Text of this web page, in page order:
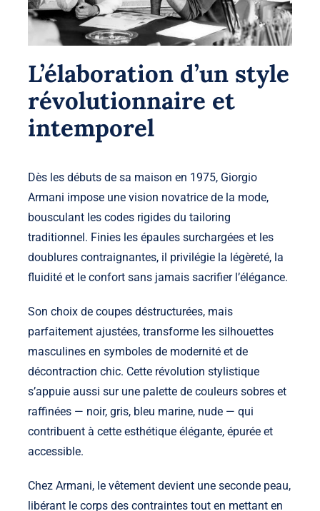
L’élaboration d’un style
révolutionnaire et
intemporel
Dès les débuts de sa maison en 1975, Giorgio
Armani impose une vision novatrice de la mode,
bousculant les codes rigides du tailoring
traditionnel. Finies les épaules surchargées et les
doublures contraignantes, il privilégie la légèreté, la
fluidité et le confort sans jamais sacrifier l’élégance.
Son choix de coupes déstructurées, mais
parfaitement ajustées, transforme les silhouettes
masculines en symboles de modernité et de
décontraction chic. Cette révolution stylistique
s’appuie aussi sur une palette de couleurs sobres et
raffinées — noir, gris, bleu marine, nude — qui
contribuent à cette esthétique élégante, épurée et
accessible.
Chez Armani, le vêtement devient une seconde peau,
libérant le corps des contraintes tout en mettant en